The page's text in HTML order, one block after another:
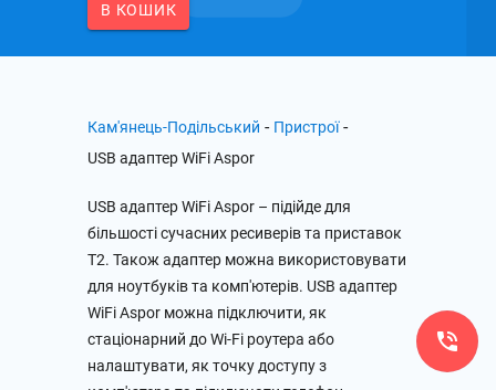
В КОШИК
Кам'янець-Подільський - Пристрої -
USB адаптер WiFi Aspor
USB адаптер WiFi Aspor – підійде для
більшості сучасних ресиверів та приставок
T2. Також адаптер можна використовувати
для ноутбуків та комп'ютерів. USB адаптер
WiFi Aspor можна підключити, як
стаціонарний до Wi-Fi роутера або
налаштувати, як точку доступу з